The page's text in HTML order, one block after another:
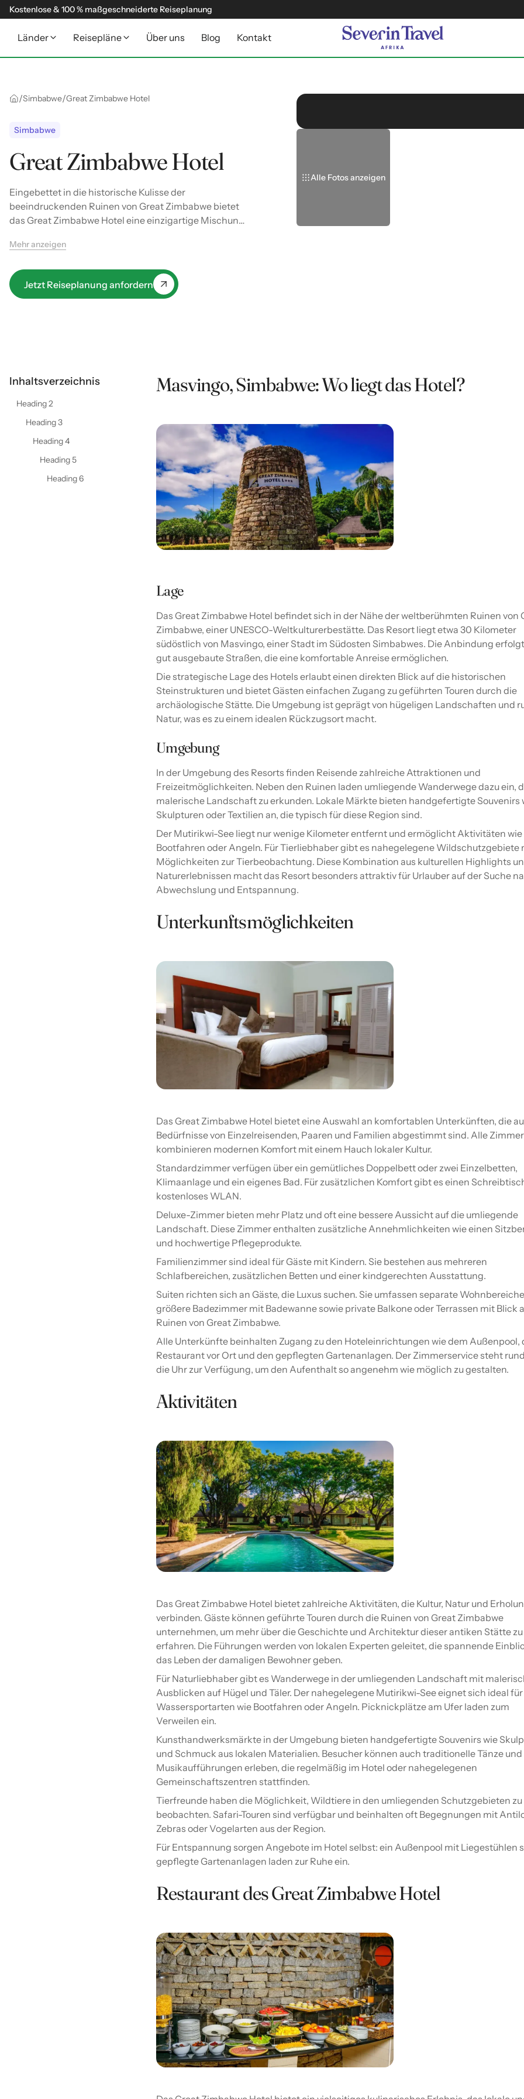
Kostenlose & 100 % maßgeschneiderte Reiseplanung
Länder Reisepläne Über uns Blog Kontakt
/Simbabwe/Great Zimbabwe Hotel
Simbabwe
Great Zimbabwe Hotel
Eingebettet in die historische Kulisse der
beeindruckenden Ruinen von Great Zimbabwe bietet
das Great Zimbabwe Hotel eine einzigartige Mischung
Geschichte und Gastfreundschaft zu einem
Mehr anzeigen
Jetzt Reiseplanung anfordern
Alle Fotos anzeigen
Inhaltsverzeichnis
Heading 2
Heading 3
Heading 4
Heading 5
Heading 6
Masvingo, Simbabwe: Wo liegt das Hotel?
Lage
Das Great Zimbabwe Hotel befindet sich in der Nähe der weltberühmten Ruinen von
Zimbabwe, einer UNESCO-Weltkulturerbestätte. Das Resort liegt etwa 30 Kilometer
südöstlich von Masvingo, einer Stadt im Südosten Simbabwes. Die Anbindung
gut ausgebaute Straßen, die eine komfortable Anreise ermöglichen.
Die strategische Lage des Hotels erlaubt einen direkten Blick auf die historischen
Steinstrukturen und bietet Gästen einfachen Zugang zu geführten Touren durch die
archäologische Stätte. Die Umgebung ist geprägt von hügeligen Landschaften und
Natur, was es zu einem idealen Rückzugsort macht.
Umgebung
In der Umgebung des Resorts finden Reisende zahlreiche Attraktionen und
Freizeitmöglichkeiten. Neben den Ruinen laden umliegende Wanderwege dazu ein,
malerische Landschaft zu erkunden. Lokale Märkte bieten handgefertigte Souvenirs
Skulpturen oder Textilien an, die typisch für diese Region sind.
Der Mutirikwi-See liegt nur wenige Kilometer entfernt und ermöglicht Aktivitäten wie
Bootfahren oder Angeln. Für Tierliebhaber gibt es nahegelegene Wildschutzgebiete
Möglichkeiten zur Tierbeobachtung. Diese Kombination aus kulturellen Highlights
Naturerlebnissen macht das Resort besonders attraktiv für Urlauber auf der Suche
Abwechslung und Entspannung.
Unterkunftsmöglichkeiten
Das Great Zimbabwe Hotel bietet eine Auswahl an komfortablen Unterkünften, die
Bedürfnisse von Einzelreisenden, Paaren und Familien abgestimmt sind. Alle Zimmer
kombinieren modernen Komfort mit einem Hauch lokaler Kultur.
Standardzimmer verfügen über ein gemütliches Doppelbett oder zwei Einzelbetten,
Klimaanlage und ein eigenes Bad. Für zusätzlichen Komfort gibt es einen
kostenloses WLAN.
Deluxe-Zimmer bieten mehr Platz und oft eine bessere Aussicht auf die umliegende
Landschaft. Diese Zimmer enthalten zusätzliche Annehmlichkeiten wie einen
und hochwertige Pflegeprodukte.
Familienzimmer sind ideal für Gäste mit Kindern. Sie bestehen aus mehreren
Schlafbereichen, zusätzlichen Betten und einer kindgerechten Ausstattung.
Suiten richten sich an Gäste, die Luxus suchen. Sie umfassen separate
größere Badezimmer mit Badewanne sowie private Balkone oder Terrassen mit Blick
Ruinen von Great Zimbabwe.
Alle Unterkünfte beinhalten Zugang zu den Hoteleinrichtungen wie dem Außenpool,
Restaurant vor Ort und den gepflegten Gartenanlagen. Der Zimmerservice steht
die Uhr zur Verfügung, um den Aufenthalt so angenehm wie möglich zu gestalten.
Aktivitäten
Das Great Zimbabwe Hotel bietet zahlreiche Aktivitäten, die Kultur, Natur und
verbinden. Gäste können geführte Touren durch die Ruinen von Great Zimbabwe
unternehmen, um mehr über die Geschichte und Architektur dieser antiken Stätte zu
erfahren. Die Führungen werden von lokalen Experten geleitet, die spannende
das Leben der damaligen Bewohner geben.
Für Naturliebhaber gibt es Wanderwege in der umliegenden Landschaft mit
Ausblicken auf Hügel und Täler. Der nahegelegene Mutirikwi-See eignet sich ideal für
Wassersportarten wie Bootfahren oder Angeln. Picknickplätze am Ufer laden zum
Verweilen ein.
Kunsthandwerksmärkte in der Umgebung bieten handgefertigte Souvenirs wie
und Schmuck aus lokalen Materialien. Besucher können auch traditionelle Tänze und
Musikaufführungen erleben, die regelmäßig im Hotel oder nahegelegenen
Gemeinschaftszentren stattfinden.
Tierfreunde haben die Möglichkeit, Wildtiere in den umliegenden Schutzgebieten zu
beobachten. Safari-Touren sind verfügbar und beinhalten oft Begegnungen mit
Zebras oder Vogelarten aus der Region.
Für Entspannung sorgen Angebote im Hotel selbst: ein Außenpool mit Liegestühlen
gepflegte Gartenanlagen laden zur Ruhe ein.
Restaurant des Great Zimbabwe Hotel